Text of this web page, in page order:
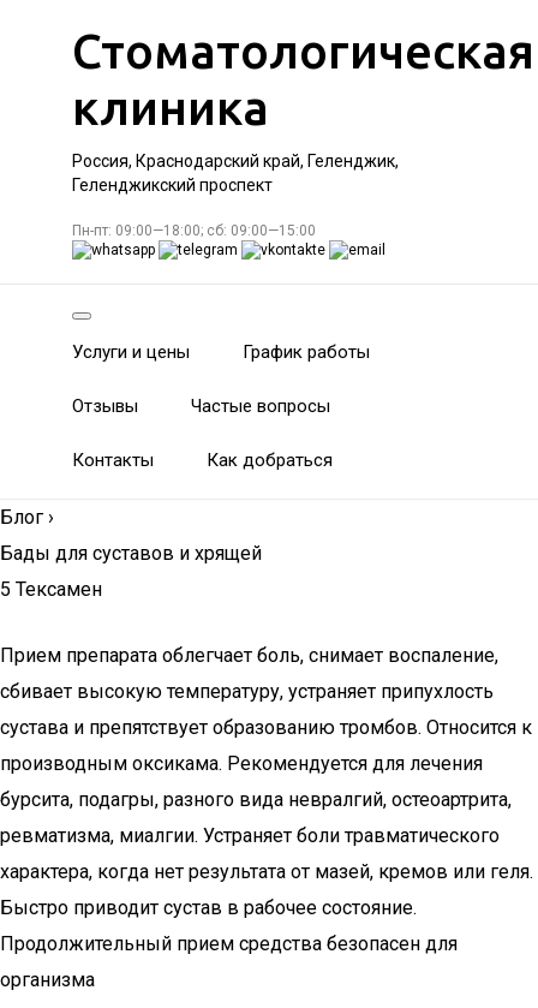
Стоматологическая
клиника
Россия, Краснодарский край, Геленджик,
Геленджикский проспект
Пн-пт: 09:00—18:00; сб: 09:00—15:00
Услуги и цены График работы
Отзывы Частые вопросы
Контакты Как добраться
Блог ›
Бады для суставов и хрящей
5 Тексамен
Прием препарата облегчает боль, снимает воспаление,
сбивает высокую температуру, устраняет припухлость
сустава и препятствует образованию тромбов. Относится к
производным оксикама. Рекомендуется для лечения
бурсита, подагры, разного вида невралгий, остеоартрита,
ревматизма, миалгии. Устраняет боли травматического
характера, когда нет результата от мазей, кремов или геля.
Быстро приводит сустав в рабочее состояние.
Продолжительный прием средства безопасен для
организма